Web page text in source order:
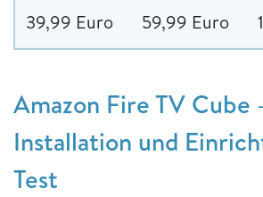
39,99 Euro 59,99 Euro
Amazon Fire TV Cube
Installation und
Test